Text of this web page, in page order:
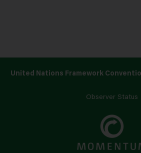
United Nations Framework
Observer Status